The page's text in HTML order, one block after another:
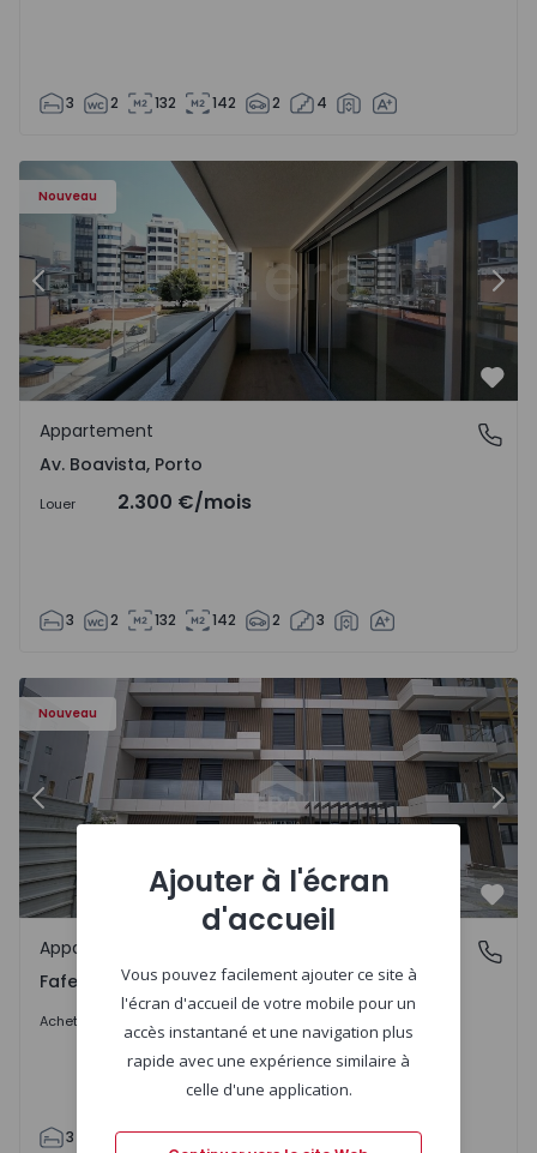
3 2 132 142 2 4
Nouveau
Appartement T2 Porto, Av. Boavista - 1575454 - 7
Précédent
Av. Boavista, Porto
Appartement
Av. Boavista, Porto
Louer 2.300 €/mois
3 2 132 142 2 3
Nouveau
Précédent
Fafe, Braga
Appartement
Fafe, Braga
Acheter 325.800 €
3 2 305 305 2
Ajouter à l'écran
d'accueil
Vous pouvez facilement ajouter ce site à
l'écran d'accueil de votre mobile pour un
accès instantané et une navigation plus
rapide avec une expérience similaire à
celle d'une application.